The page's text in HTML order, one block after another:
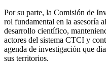
Por su parte, la Comisión de
rol fundamental en la asesoría
desarrollo científico,
actores del sistema CTCI y
agenda de investigación que
sus territorios.